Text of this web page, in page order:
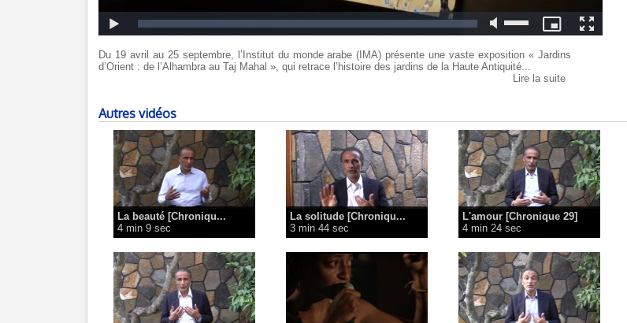
Du 19 avril au 25 septembre, l’Institut du monde arabe (IMA) présente une vaste exposition « Jardins
d’Orient : de l’Alhambra au Taj Mahal », qui retrace l’histoire des jardins de la Haute Antiquité...
Lire la suite
Autres vidéos
La beauté [Chroniqu...
4 min 9 sec
La solitude [Chroniqu...
3 min 44 sec
L'amour [Chronique 29]
4 min 24 sec